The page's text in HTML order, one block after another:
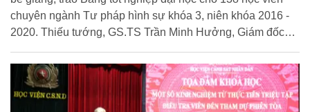
chuyên ngành Tư pháp hình sự khóa 3, niên khóa 2016 -
2020. Thiếu tướng, GS.TS Trần Minh Hưởng, Giám đốc